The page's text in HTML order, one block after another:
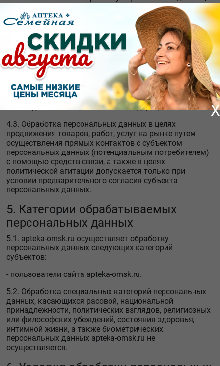
принятие предусмотренных законом мер по защите
своих прав;
- обжалование действия или бездействия apteka-
omsk.ru, осуществляемого с нарушением требований
законодательства Российской Федерации в области
персональных данных, в уполномоченный орган по
защите прав субъектов персональных данных или в
- осуществление иных прав, предусмотренных
законодательством Российской Федерации.
4.3. Обработка персональных данных в целях
продвижения товаров, работ, услуг на рынке путем
осуществления прямых контактов с субъектом
персональных данных (потенциальным потребителем)
с помощью средств связи, а также в целях
политической агитации допускается только при
условии предварительного согласия субъекта
персональных данных.
5. Категории обрабатываемых
персональных данных
5.1. apteka-omsk.ru осуществляет обработку
персональных данных следующих категорий
субъектов:
- пользователи сайта apteka-omsk.ru.
5.2. Обработка специальных категорий персональных
данных, касающихся расовой, национальной
принадлежности, политических взглядов, религиозных
или философских убеждений, состояния здоровья,
интимной жизни, а также биометрических
персональных данных apteka-omsk.ru не
осуществляется.
X